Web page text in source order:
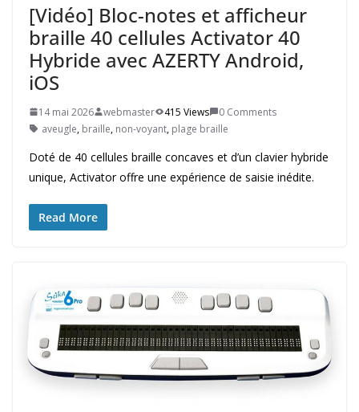
[Vidéo] Bloc-notes et afficheur
braille 40 cellules Activator 40
Hybride avec AZERTY Android,
iOS
14 mai 2026 webmaster 415 Views
0 Comments
aveugle, braille, non-voyant, plage braille
Doté de 40 cellules braille concaves et d’un clavier hybride
unique, Activator offre une expérience de saisie inédite.
Read More